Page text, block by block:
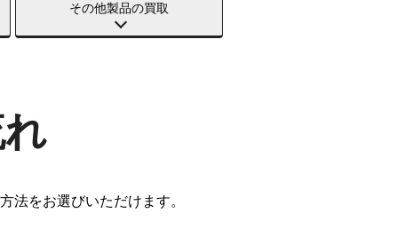
その他製品の買取
法をお選びいただけます。